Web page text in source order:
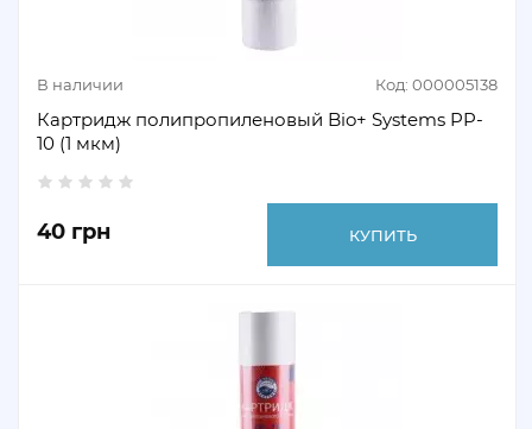
В наличии Код: 000005138
Картридж полипропиленовый Bio+ Systems PP-
10 (1 мкм)
40 грн КУПИТЬ